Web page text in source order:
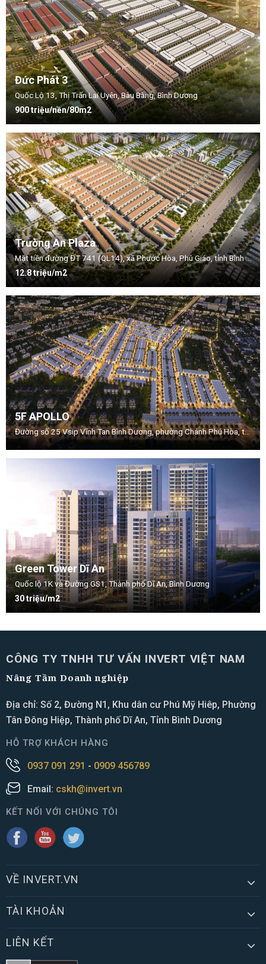
Đức Phát 3
Quốc Lộ 13, Thị Trấn Lai Uyên, Bàu Bàng, Bình Dương
900 triệu/nền/80m2
Trường An Plaza
Mặt tiền đường ĐT 741 (QL14), xã Phước Hòa, Phú Giáo, tỉnh Bình Dương
12.8 triệu/m2
5F APOLLO
Đường số 25 Vsip Vĩnh Tan Bình Dương, phường Chánh Phú Hòa, thị xã Bến Cát, tỉnh Bình Dương
Green Tower Dĩ An
Quốc lộ 1K và Đường GS1, Thành phố Dĩ An, Bình Dương
30 triệu/m2
CÔNG TY TNHH TƯ VẤN INVERT VIỆT NAM
Nâng Tầm Doanh nghiệp
Địa chỉ: Số 2, Đường N1, Khu dân cư Phú Mỹ Hiêp, Phường
Tân Đông Hiệp, Thành phố Dĩ An, Tỉnh Bình Dương
HỖ TRỢ KHÁCH HÀNG
0937 091 291 - 0909 456789
Email: cskh@invert.vn
KẾT NỐI VỚI CHÚNG TÔI
VỀ INVERT.VN
TÀI KHOẢN
LIÊN KẾT